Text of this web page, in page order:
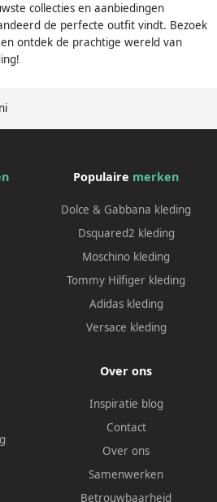
collecties en aanbiedingen
de perfecte outfit vindt. Bezoek
ontdek de prachtige wereld van
Populaire merken
Dolce & Gabbana kleding
Dsquared2 kleding
Moschino kleding
Tommy Hilfiger kleding
Adidas kleding
Versace kleding
Over ons
Inspiratie blog
Contact
Over ons
Samenwerken
Betrouwbaarheid